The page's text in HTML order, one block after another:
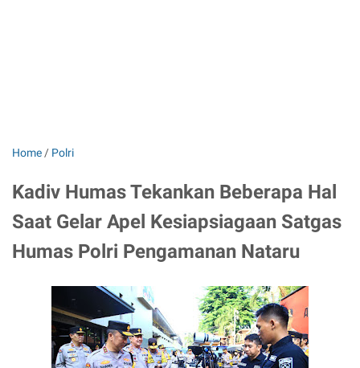
Home / Polri
Kadiv Humas Tekankan Beberapa Hal
Saat Gelar Apel Kesiapsiagaan Satgas
Humas Polri Pengamanan Nataru